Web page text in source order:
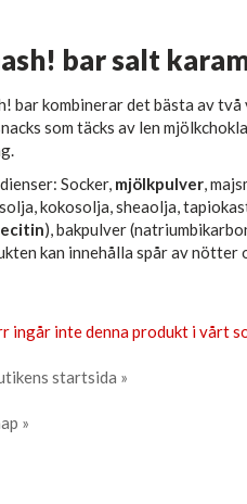
bar salt
bar kombinerar det bästa av
som täcks av len
Socker, mjölkpulver,
kokosolja, sheaolja,
), bakpulver
kan innehålla spår av nötter
ingår inte denna produkt i vårt
startsida »
»